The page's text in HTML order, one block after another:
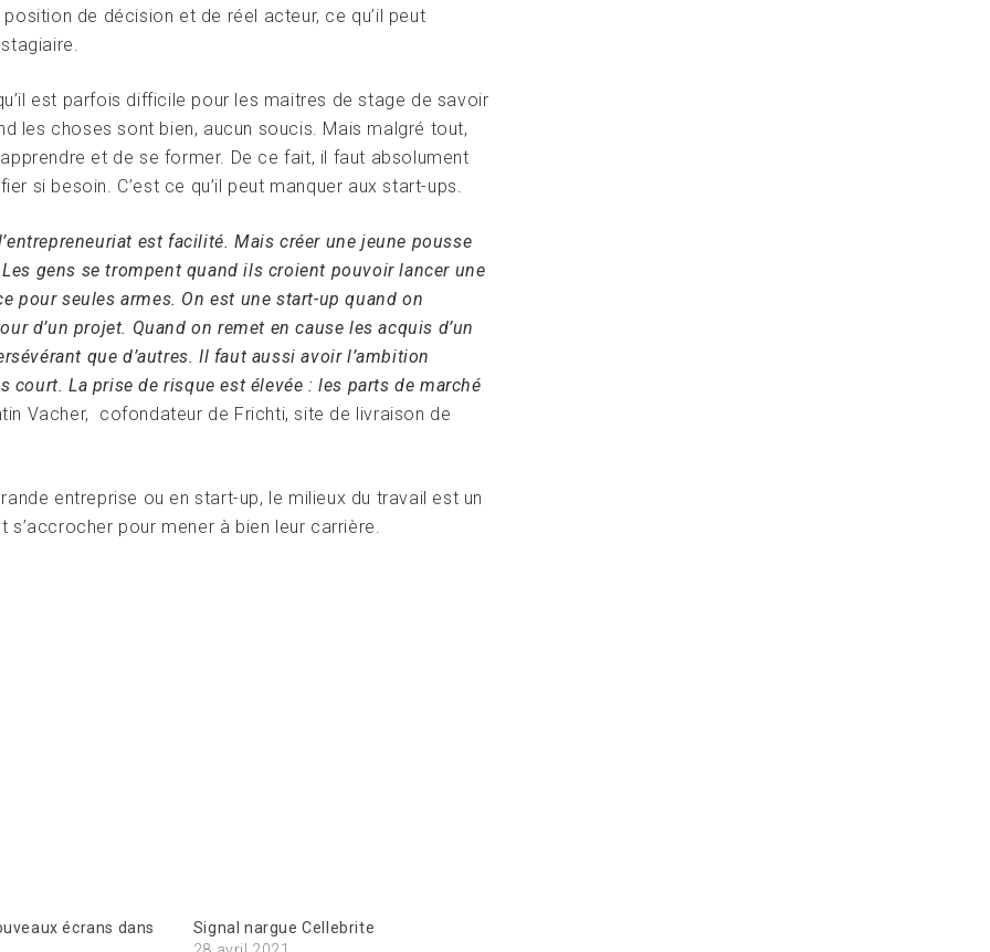
de décision et de réel acteur, ce qu’il peut
est parfois difficile pour les maitres de stage de savoir
les choses sont bien, aucun soucis. Mais malgré tout,
et de se former. De ce fait, il faut absolument
si besoin. C’est ce qu’il peut manquer aux start-ups.
est facilité. Mais créer une jeune pousse
gens se trompent quand ils croient pouvoir lancer une
pour seules armes. On est une start-up quand on
d’un projet. Quand on remet en cause les acquis d’un
que d’autres. Il faut aussi avoir l’ambition
court. La prise de risque est élevée : les parts de marché
Vacher, cofondateur de Frichti, site de livraison de
entreprise ou en start-up, le milieux du travail est un
pour mener à bien leur carrière.
écrans dans
Signal nargue Cellebrite